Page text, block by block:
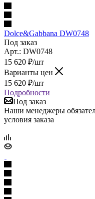
Dolce&Gabbana DW0748
Под заказ
Арт.: DW0748
15 620 ₽/шт
Варианты цен
15 620 ₽/шт
Подробности
Под заказ
Наши менеджеры
условия заказа